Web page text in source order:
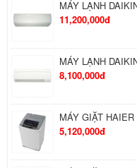
MÁY LẠNH
11,200,000đ
MÁY LẠNH
8,100,000đ
MÁY GIẶT
5,120,000đ